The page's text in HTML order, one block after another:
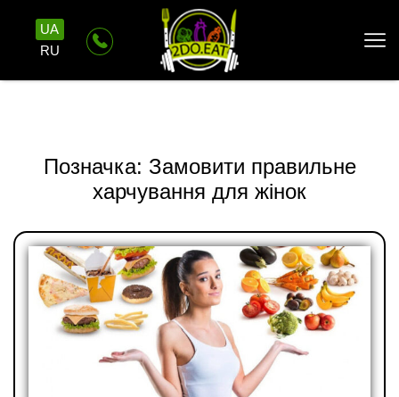
UA
RU
Позначка: Замовити правильне
харчування для жінок